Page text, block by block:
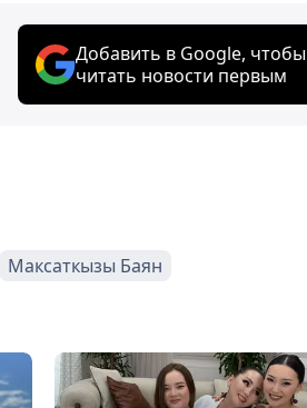
Добавить в Google, чтобы
читать новости первым
Максаткызы Баян